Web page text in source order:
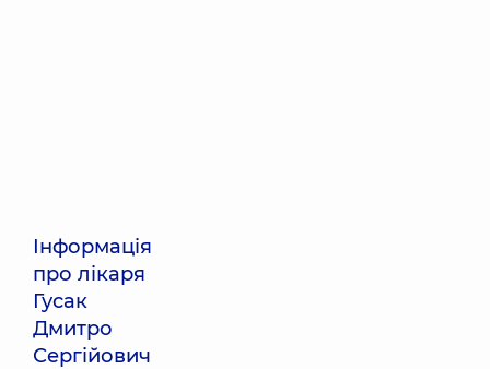
Інформація
про лікаря
Гусак
Дмитро
Сергійович